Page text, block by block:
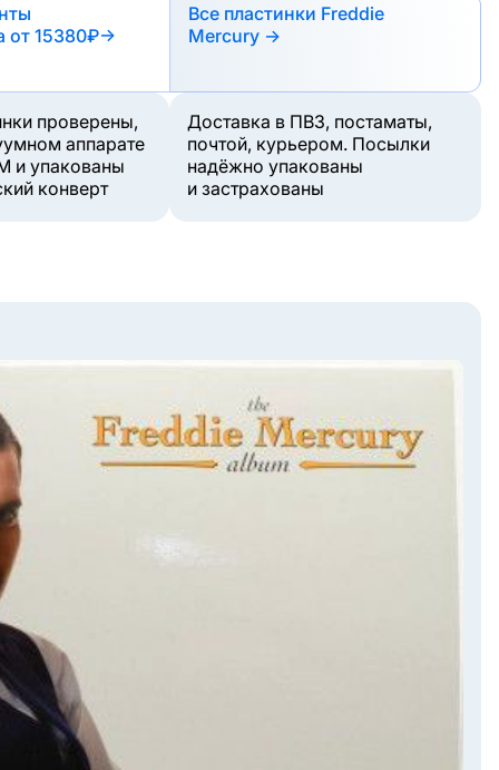
от 15380₽→
Все пластинки Freddie
Mercury →
проверены,
аппарате
и упакованы
конверт
Доставка в ПВЗ, постаматы,
почтой, курьером. Посылки
надёжно упакованы
и застрахованы